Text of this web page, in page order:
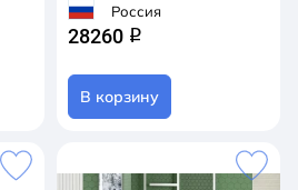
Россия
28260 q
В корзину